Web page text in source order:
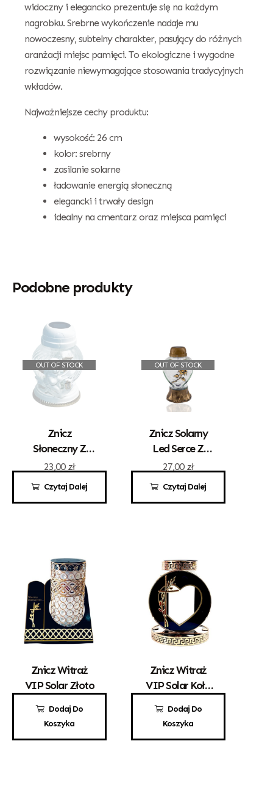
widoczny i elegancko prezentuje się na każdym
nagrobku. Srebrne wykończenie nadaje mu
nowoczesny, subtelny charakter, pasujący do różnych
aranżacji miejsc pamięci. To ekologiczne i wygodne
rozwiązanie niewymagające stosowania tradycyjnych
wkładów.
Najważniejsze cechy produktu:
wysokość: 26 cm
kolor: srebrny
zasilanie solarne
ładowanie energią słoneczną
elegancki i trwały design
idealny na cmentarz oraz miejsca pamięci
Podobne produkty
OUT OF STOCK
Czytaj Dalej
Znicz
Słoneczny Z
Aplikacją
23,00 zł
OUT OF STOCK
Czytaj Dalej
Znicz Solarny
Led Serce Z
Aplikacją Róży
27,00 zł
Dodaj Do
Koszyka
Znicz Witraż
VIP Solar Złoto
190,00zł
Dodaj Do
Koszyka
Znicz Witraż
VIP Solar Koło
220,00zł